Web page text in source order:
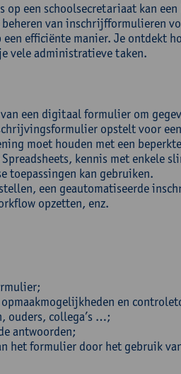
op een schoolsecretariaat kan
van inschrijfformulieren
efficiënte manier. Je ontdekt
vele administratieve taken.
een digitaal formulier om
opstelt voor
moet houden met een
kennis met enkele
toepassingen kan gebruiken.
een geautomatiseerde
opzetten, enz.
en
ouders, collega’s …;
antwoorden;
het formulier door het gebruik